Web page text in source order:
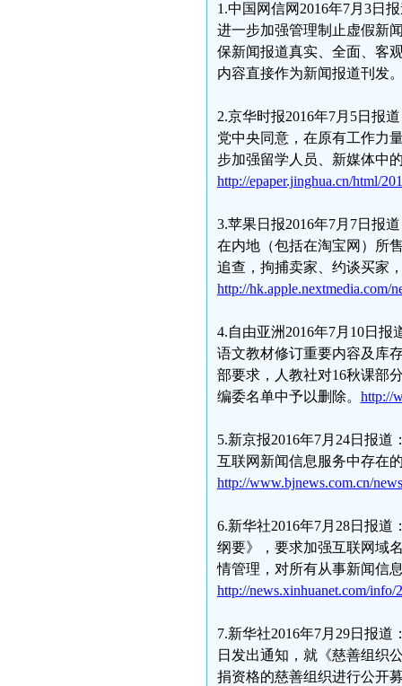
1.中国网信网2016年7月3日
进一步加强管理制止虚假新
保新闻报道真实、全面、客
内容直接作为新闻报道刊发
2.京华时报2016年7月5日报
党中央同意，在原有工作力
步加强留学人员、新媒体中
http://epaper.jinghua.cn/html/
3.苹果日报2016年7月7日报
在内地（包括在淘宝网）所
追查，拘捕卖家、约谈买家
http://hk.apple.nextmedia.com/
4.自由亚洲2016年7月10日
语文教材修订重要内容及库
部要求，人教社对16秋课部
编委名单中予以删除。 http://
5.新京报2016年7月24日报
互联网新闻信息服务中存在
http://www.bjnews.com.cn/
6.新华社2016年7月28日报
纲要》，要求加强互联网域
情管理，对所有从事新闻信
http://news.xinhuanet.com/info/
7.新华社2016年7月29日报
日发出通知，就《慈善组织
捐资格的慈善组织进行公开